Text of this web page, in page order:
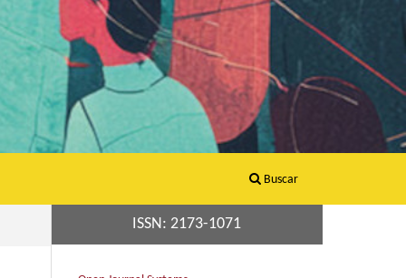
Buscar
ISSN: 2173-1071